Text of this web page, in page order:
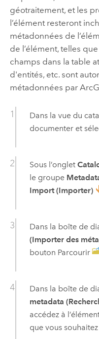
géotraitement, et les
l’élément resteront
métadonnées de
de l’élément, telles
champs dans la table
d'entités, etc. sont
métadonnées par
Dans la vue du
documenter et
Sous l’onglet
le groupe
Import (Importer)
Dans la boîte de
(Importer des
bouton Parcourir
Dans la boîte de
metadata
accédez à
que vous